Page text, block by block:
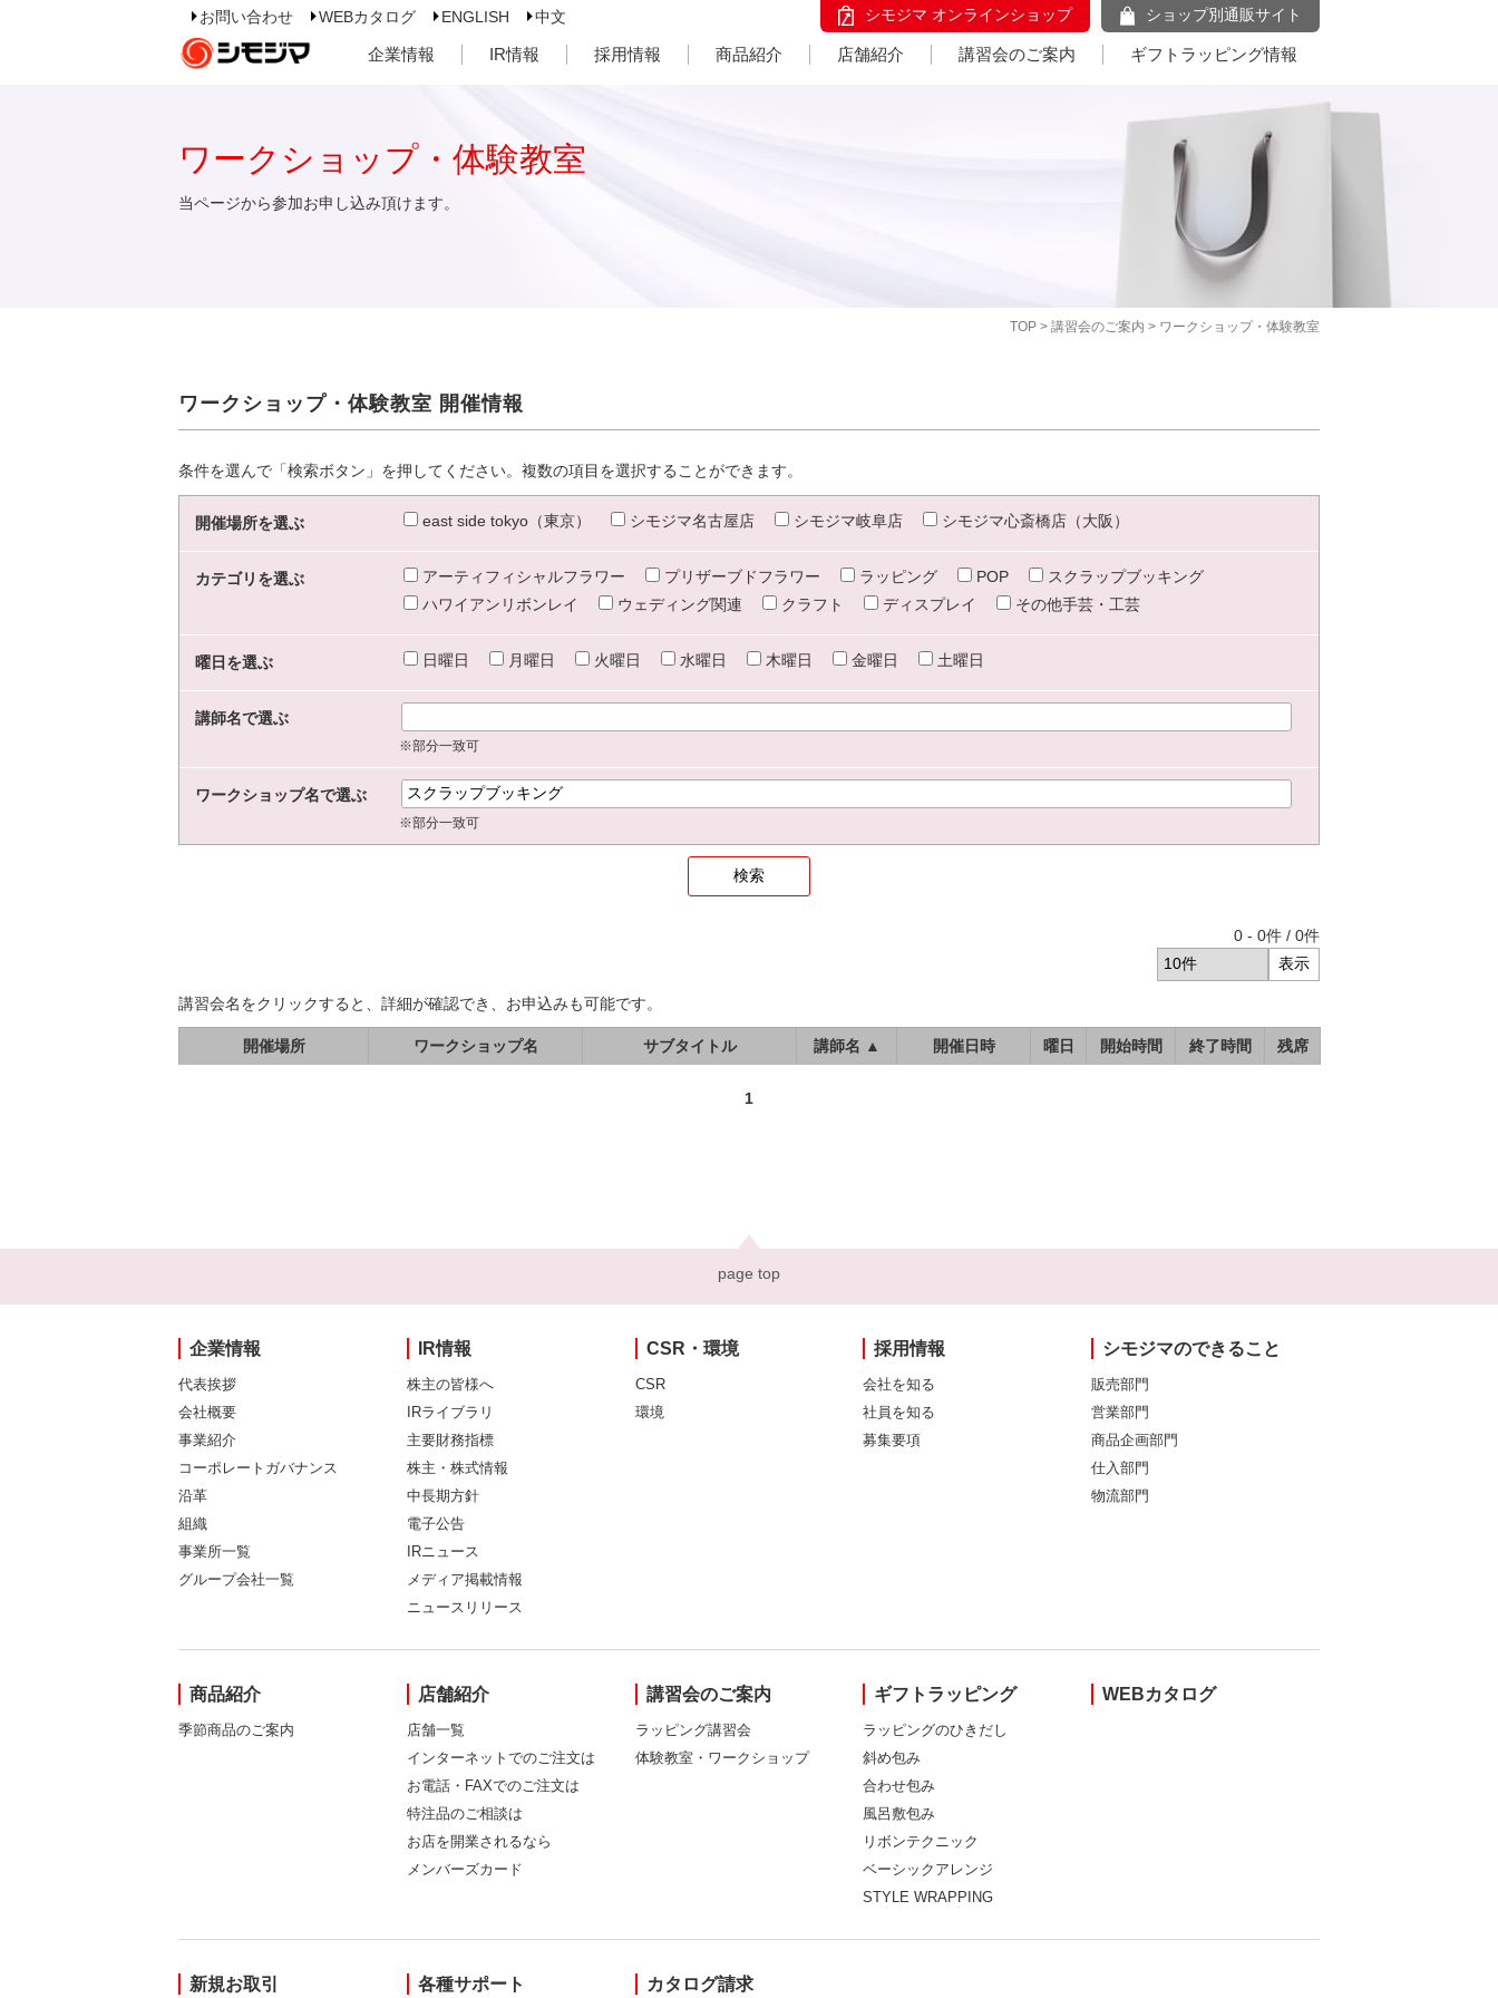
お問い合わせ WEBカタログ ENGLISH 中文 シモジマ オンラインショップ ショップ別通販サイト
企業情報 IR情報 採用情報 商品紹介 店舗紹介 講習会のご案内 ギフトラッピング情報
TOP > 講習会のご案内 > ワークショップ・体験教室
ワークショップ・体験教室
当ページから参加お申し込み頂けます。
ワークショップ・体験教室 開催情報
条件を選んで「検索ボタン」を押してください。複数の項目を選択することができます。
開催場所を選ぶ east side tokyo（東京） シモジマ名古屋店 シモジマ岐阜店 シモジマ心斎橋店（大阪）
カテゴリを選ぶ アーティフィシャルフラワー プリザーブドフラワー ラッピング POP
スクラップブッキング
ハワイアンリボンレイ
ウェディング関連 クラフト ディスプレイ その他手芸・工芸
曜日を選ぶ 日曜日 月曜日 火曜日 水曜日 木曜日 金曜日 土曜日
講師名で選ぶ
※部分一致可
ワークショップ名で選ぶ
※部分一致可
0 - 0件 / 0件
講習会名をクリックすると、詳細が確認でき、お申込みも可能です。
開催場所 ワークショップ名 サブタイトル 講師名 ▲ 開催日時 曜日 開始時間 終了時間 残席
1
page top
企業情報
代表挨拶
会社概要
事業紹介
コーポレートガバナンス
沿革
組織
事業所一覧
グループ会社一覧
IR情報
株主の皆様へ
IRライブラリ
主要財務指標
株主・株式情報
中長期方針
電子公告
IRニュース
メディア掲載情報
ニュースリリース
CSR・環境
CSR
環境
採用情報
会社を知る
社員を知る
募集要項
シモジマのできること
販売部門
営業部門
商品企画部門
仕入部門
物流部門
商品紹介
季節商品のご案内
店舗紹介
店舗一覧
インターネットでのご注文は
お電話・FAXでのご注文は
特注品のご相談は
お店を開業されるなら
メンバーズカード
講習会のご案内
ラッピング講習会
体験教室・ワークショップ
ギフトラッピング
ラッピングのひきだし
斜め包み
合わせ包み
風呂敷包み
リボンテクニック
ベーシックアレンジ
STYLE WRAPPING
WEBカタログ
新規お取引 各種サポート カタログ請求